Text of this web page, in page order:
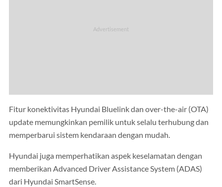
Fitur konektivitas Hyundai Bluelink dan over-the-air (OTA)
update memungkinkan pemilik untuk selalu terhubung dan
memperbarui sistem kendaraan dengan mudah.
Hyundai juga memperhatikan aspek keselamatan dengan
memberikan Advanced Driver Assistance System (ADAS)
dari Hyundai SmartSense.